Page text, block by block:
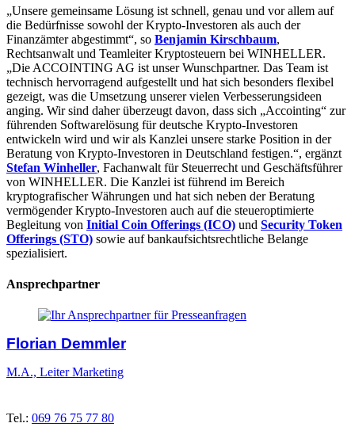
„Unsere gemeinsame Lösung ist schnell, genau und vor allem auf
die Bedürfnisse sowohl der Krypto-Investoren als auch der
Finanzämter abgestimmt“, so Benjamin Kirschbaum,
Rechtsanwalt und Teamleiter Kryptosteuern bei WINHELLER.
„Die ACCOINTING AG ist unser Wunschpartner. Das Team ist
technisch hervorragend aufgestellt und hat sich besonders flexibel
gezeigt, was die Umsetzung unserer vielen Verbesserungsideen
anging. Wir sind daher überzeugt davon, dass sich „Accointing“ zur
führenden Softwarelösung für deutsche Krypto-Investoren
entwickeln wird und wir als Kanzlei unsere starke Position in der
Beratung von Krypto-Investoren in Deutschland festigen.“, ergänzt
Stefan Winheller, Fachanwalt für Steuerrecht und Geschäftsführer
von WINHELLER. Die Kanzlei ist führend im Bereich
kryptografischer Währungen und hat sich neben der Beratung
vermögender Krypto-Investoren auch auf die steueroptimierte
Begleitung von Initial Coin Offerings (ICO) und Security Token
Offerings (STO) sowie auf bankaufsichtsrechtliche Belange
spezialisiert.
Ansprechpartner
Florian Demmler
M.A., Leiter Marketing
Tel.: 069 76 75 77 80